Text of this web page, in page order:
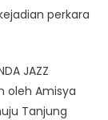
perkara
JAZZ
oleh Amisya
Tanjung